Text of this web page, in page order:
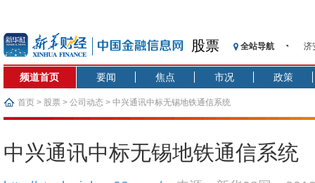
股票 全站导航
济
【
济
频道首页 要闻 焦点 市况 政策
首页 > 股票 > 公司动态 > 中兴通讯中标无锡地铁通信系统
中兴通讯中标无锡地铁通信系统